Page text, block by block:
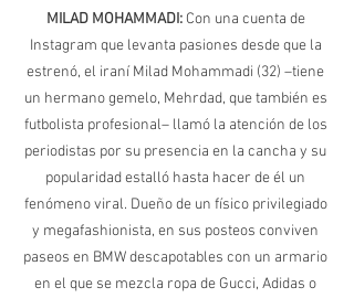
MILAD MOHAMMADI: Con una cuenta de
Instagram que levanta pasiones desde que la
estrenó, el iraní Milad Mohammadi (32) –tiene
un hermano gemelo, Mehrdad, que también es
futbolista profesional– llamó la atención de los
periodistas por su presencia en la cancha y su
popularidad estalló hasta hacer de él un
fenómeno viral. Dueño de un físico privilegiado
y megafashionista, en sus posteos conviven
paseos en BMW descapotables con un armario
en el que se mezcla ropa de Gucci, Adidas o